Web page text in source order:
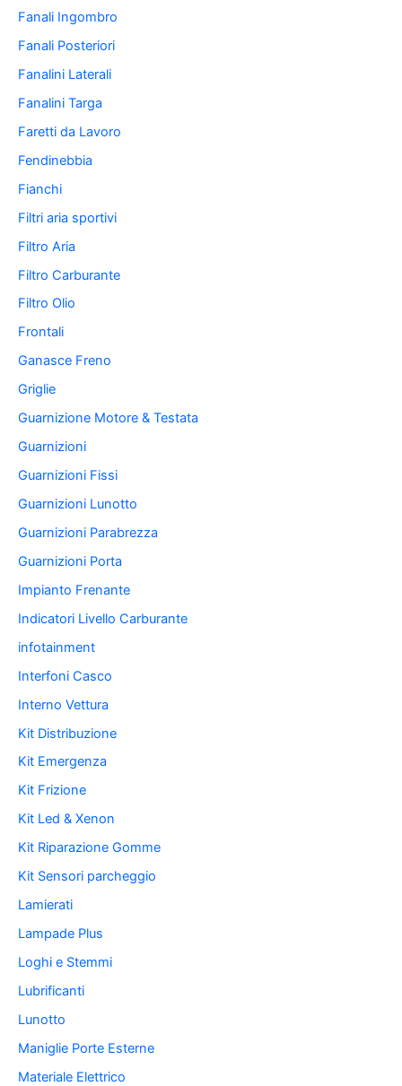
Fanali Ingombro
Fanali Posteriori
Fanalini Laterali
Fanalini Targa
Faretti da Lavoro
Fendinebbia
Fianchi
Filtri aria sportivi
Filtro Aria
Filtro Carburante
Filtro Olio
Frontali
Ganasce Freno
Griglie
Guarnizione Motore & Testata
Guarnizioni
Guarnizioni Fissi
Guarnizioni Lunotto
Guarnizioni Parabrezza
Guarnizioni Porta
Impianto Frenante
Indicatori Livello Carburante
infotainment
Interfoni Casco
Interno Vettura
Kit Distribuzione
Kit Emergenza
Kit Frizione
Kit Led & Xenon
Kit Riparazione Gomme
Kit Sensori parcheggio
Lamierati
Lampade Plus
Loghi e Stemmi
Lubrificanti
Lunotto
Maniglie Porte Esterne
Materiale Elettrico